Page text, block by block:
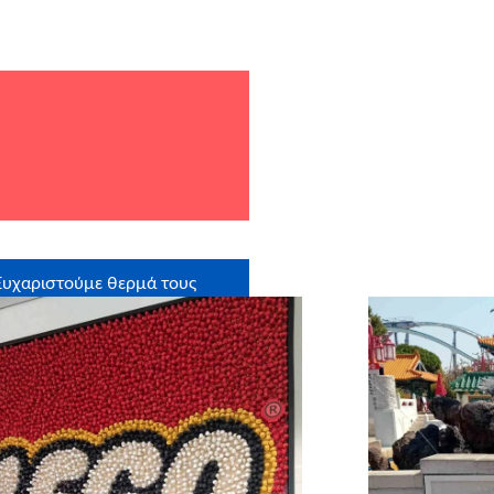
θερμά τους
σε είδος: Redloop
Creative Agency